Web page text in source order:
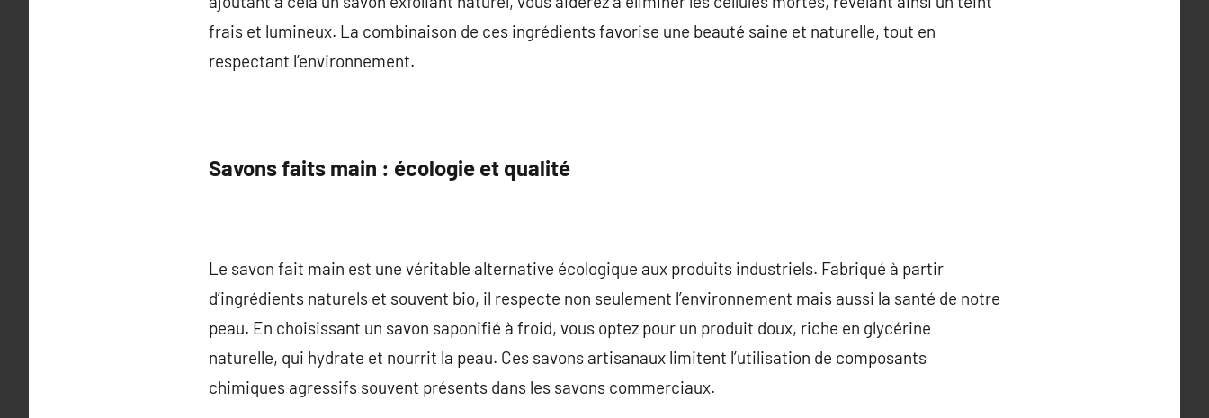
frais et lumineux. La combinaison de ces ingrédients favorise une beauté saine et naturelle, tout en
respectant l’environnement.
Savons faits main : écologie et qualité
Le savon fait main est une véritable alternative écologique aux produits industriels. Fabriqué à partir
d’ingrédients naturels et souvent bio, il respecte non seulement l’environnement mais aussi la santé de notre
peau. En choisissant un savon saponifié à froid, vous optez pour un produit doux, riche en glycérine
naturelle, qui hydrate et nourrit la peau. Ces savons artisanaux limitent l’utilisation de composants
chimiques agressifs souvent présents dans les savons commerciaux.